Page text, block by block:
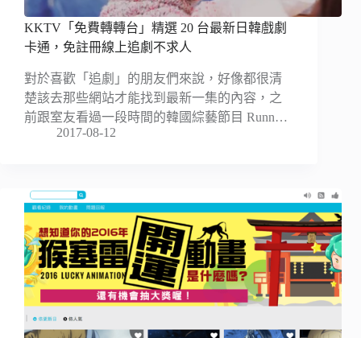
KKTV「免費轉轉台」精選 20 台最新日韓戲劇
卡通，免註冊線上追劇不求人
對於喜歡「追劇」的朋友們來說，好像都很清
楚該去那些網站才能找到最新一集的內容，之
前跟室友看過一段時間的韓國綜藝節目 Runn…
2017-08-12